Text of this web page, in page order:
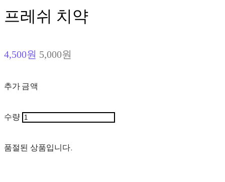
프레쉬 치약
4,500원 5,000원
추가 금액
수량
품절된 상품입니다.